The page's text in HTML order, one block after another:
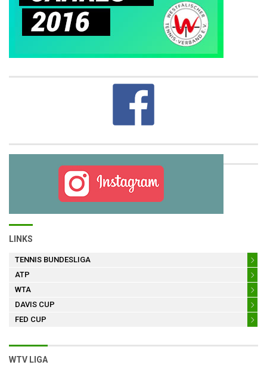
LINKS
TENNIS BUNDESLIGA
ATP
WTA
DAVIS CUP
FED CUP
WTV LIGA